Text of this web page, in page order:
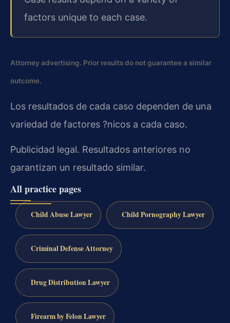
factors unique to each case.
Attorney advertising. Prior results do not guarantee a similar
outcome.
Los resultados de cada caso dependen de una
variedad de factores ?nicos a cada caso.
Publicidad legal. Resultados anteriores no
garantizan un resultado similar.
All practice pages
Child Abuse Lawyer Child Pornography Lawyer
Criminal Defense Attorney
Drug Distribution Lawyer
Firearm by Felon Lawyer